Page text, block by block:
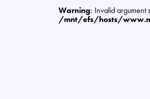
Warning: Invalid argument
/mnt/efs/hosts/